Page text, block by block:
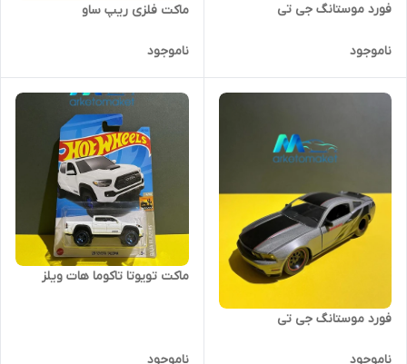
فورد موستانگ جی تی
ناموجود
ماکت فلزی ریپ ساو
ناموجود
فورد موستانگ جی تی
ناموجود
ماکت تویوتا تاکوما هات ویلز
ناموجود